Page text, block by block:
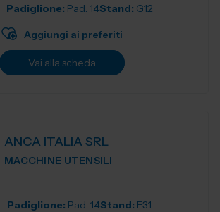
Padiglione: Pad. 14Stand: G12
Aggiungi ai preferiti
Vai alla scheda
ANCA ITALIA SRL
MACCHINE UTENSILI
Padiglione: Pad. 14Stand: E31